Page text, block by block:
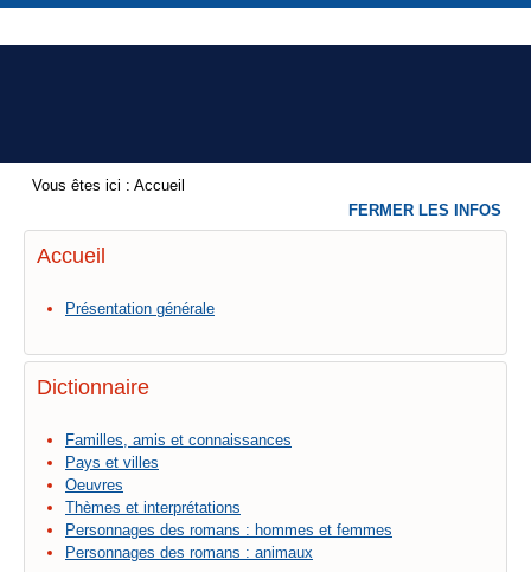
Vous êtes ici : Accueil
Accueil
Présentation générale
Dictionnaire
Familles, amis et connaissances
Pays et villes
Oeuvres
Thèmes et interprétations
Personnages des romans : hommes et femmes
Personnages des romans : animaux
FERMER LES INFOS